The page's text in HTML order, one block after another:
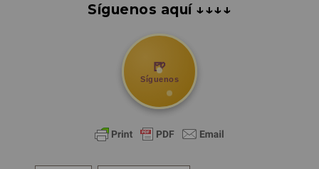
Síguenos aquí ↓↓↓↓
🍺
Síguenos